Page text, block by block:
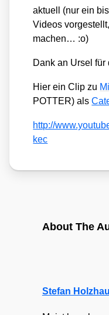
aktu­ell (nur ein
Vide­os
machen… :o)
Dank an Ursel für
Hier ein Clip zu
POTTER) als
http://​
kec
About The
Stefan